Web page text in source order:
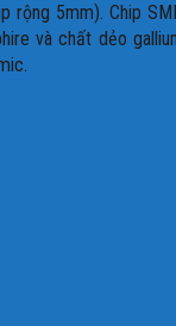
rộng 5mm). Chip
và chất dẻo